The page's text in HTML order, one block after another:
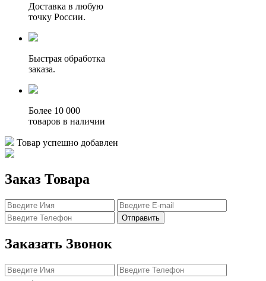
Доставка в любую
точку России.
Быстрая обработка
заказа.
Более 10 000
товаров в наличии
Товар успешно добавлен
Заказ Товара
Отправить
Заказать Звонок